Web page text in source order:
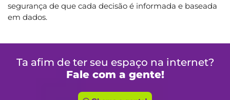
segurança de que cada decisão é informada e baseada
em dados.
Ta afim de ter seu espaço na internet?
Fale com a gente!